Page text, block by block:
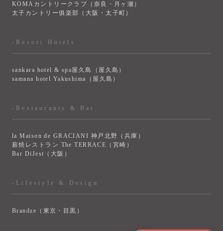
KOMAカントリークラブ（奈良・月ヶ瀬）
太子カントリー俱楽部（大阪・太子町）
-Resort Hotels
sankara hotel & spa屋久島（屋久島）
samana hotel Yakushima（屋久島）
-Restaurants & Bar
la Maison de GRACIANI 神戸北野（兵庫）
薪焼レストラン The TERRACE（宮崎）
Bar DiJest（大阪）
-Lifestyle & Design
Brandze（東京・目黒）